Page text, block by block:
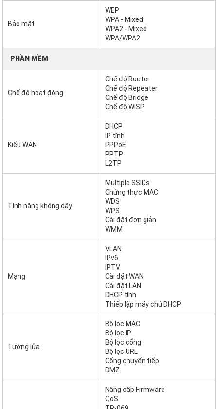
Bảo mật
WEP
WPA - Mixed
WPA2 - Mixed
WPA/WPA2
PHẦN MỀM
Chế độ hoạt động
Chế độ Router
Chế độ Repeater
Chế độ Bridge
Chế độ WISP
Kiểu WAN
DHCP
IP tĩnh
PPPoE
PPTP
L2TP
Tính năng không dây
Multiple SSIDs
Chứng thực MAC
WDS
WPS
Cài đặt đơn giản
WMM
Mạng
VLAN
IPv6
IPTV
Cài đặt WAN
Cài đặt LAN
DHCP tĩnh
Thiếp lập máy chủ DHCP
Tường lửa
Bộ lọc MAC
Bộ lọc IP
Bộ lọc cổng
Bộ lọc URL
Cổng chuyển tiếp
DMZ
Nâng cấp Firmware
QoS